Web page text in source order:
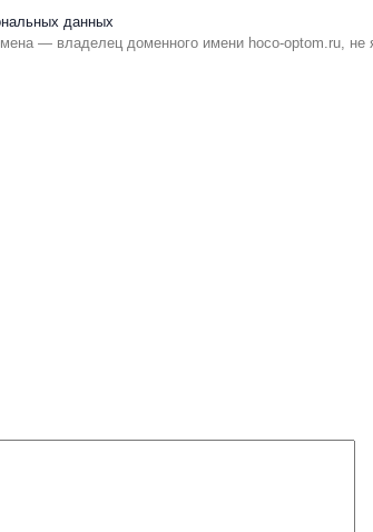
данных
— владелец доменного имени hoco-optom.ru,